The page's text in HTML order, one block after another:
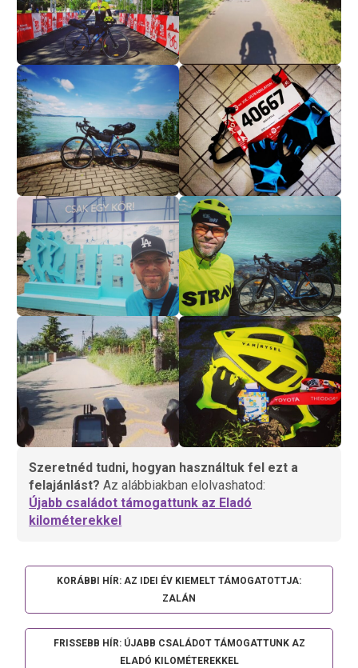
Szeretnéd tudni, hogyan használtuk fel ezt a
felajánlást? Az alábbiakban elolvashatod:
Újabb családot támogattunk az Eladó
kilométerekkel
KORÁBBI HÍR: AZ IDEI ÉV KIEMELT TÁMOGATOTTJA:
ZALÁN
FRISSEBB HÍR: ÚJABB CSALÁDOT TÁMOGATTUNK AZ
ELADÓ KILOMÉTEREKKEL